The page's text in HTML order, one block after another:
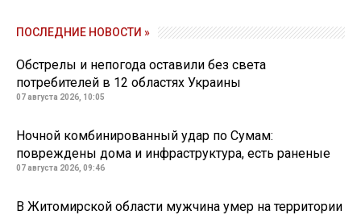
ПОСЛЕДНИЕ НОВОСТИ »
Обстрелы и непогода оставили без света
потребителей в 12 областях Украины
07 августа 2026, 10:05
Ночной комбинированный удар по Сумам:
повреждены дома и инфраструктура, есть раненые
07 августа 2026, 09:46
В Житомирской области мужчина умер на территории